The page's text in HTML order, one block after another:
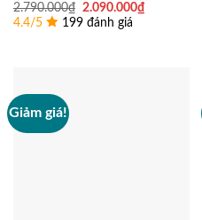
2.790.000₫ Giá
gốc
là:
2.090.000₫Giá
4.4/5 199 đánh giá
Giảm giá!